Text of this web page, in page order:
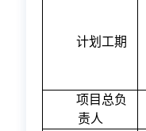
计划 工期
项目总负
责人